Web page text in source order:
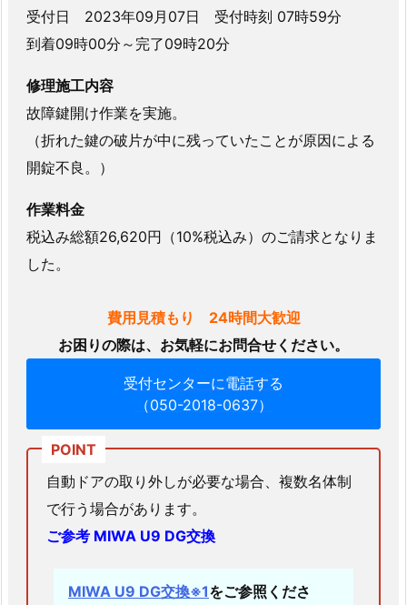
り
口
自
ド
ア
鍵
失
シ
リ
交
5.
1.
ユ
ニ
テ
保
受付日 2023年09月07日 受付時刻 07時59分
到着09時00分～完了09時20分
修理施工内容
故障鍵開け作業を実施。
（折れた鍵の破片が中に残っていたことが原因による
開錠不良。）
作業料金
税込み総額26,620円（10%税込み）のご請求となりま
した。
費用見積もり 24時間大歓迎
お困りの際は、お気軽にお問合せください。
受付センターに電話する
（050-2018-0637）
自動ドアの取り外しが必要な場合、複数名体制
で行う場合があります。
ご参考 MIWA U9 DG交換
MIWA U9 DG交換※1をご参照くださ